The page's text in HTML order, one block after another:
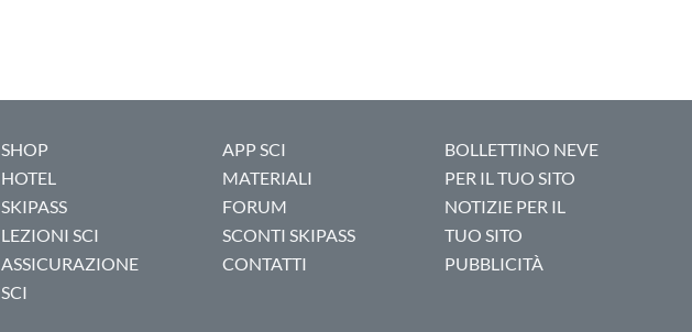
SHOP
HOTEL
SKIPASS
LEZIONI SCI
ASSICURAZIONE
SCI
APP SCI
MATERIALI
FORUM
SCONTI SKIPASS
CONTATTI
BOLLETTINO NEVE
PER IL TUO SITO
NOTIZIE PER IL
TUO SITO
PUBBLICITÀ